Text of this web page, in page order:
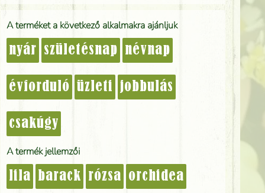
A terméket a következő alkalmakra ajánljuk
nyár születésnap névnap
évforduló üzleti jobbulás
csakúgy
A termék jellemzői
lila barack rózsa orchidea